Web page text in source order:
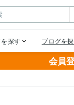
会員